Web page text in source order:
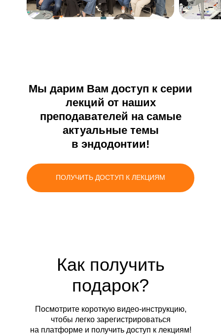
Мы дарим Вам доступ к серии
лекций от наших
преподавателей на самые
актуальные темы
в эндодонтии!
ПОЛУЧИТЬ ДОСТУП К ЛЕКЦИЯМ
Как получить
подарок?
Посмотрите короткую видео-инструкцию,
чтобы легко зарегистрироваться
на платформе и получить доступ к лекциям!